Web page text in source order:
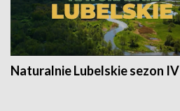
Naturalnie Lubelskie sezon IV